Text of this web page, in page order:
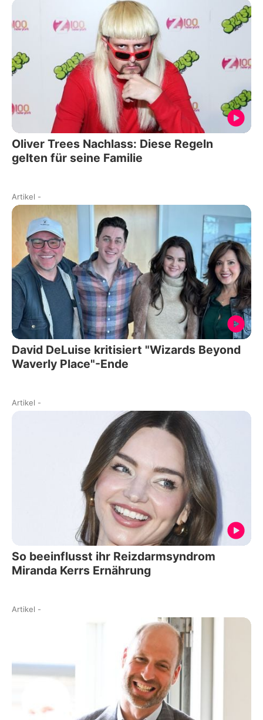
Oliver Trees Nachlass: Diese Regeln
gelten für seine Familie
Artikel -
David DeLuise kritisiert "Wizards Beyond
Waverly Place"-Ende
Artikel -
So beeinflusst ihr Reizdarmsyndrom
Miranda Kerrs Ernährung
Artikel -